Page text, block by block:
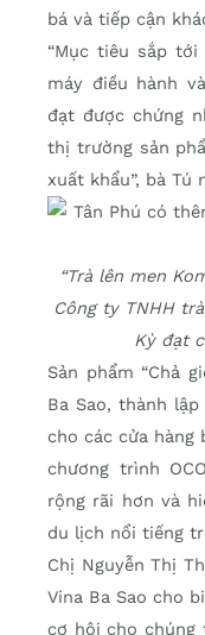
bá và tiếp cận
“Mục tiêu sắp
máy điều hành
đạt được chứng
thị trường sản
xuất khẩu”, bà Tú
“Trà lên men
Công ty TNHH
Kỳ đạt
Sản phẩm “Chả
Ba Sao, thành
cho các cửa hàng
chương trình
rộng rãi hơn và
du lịch nổi tiếng
Chị Nguyễn Thị
Vina Ba Sao cho
cơ hội cho chúng